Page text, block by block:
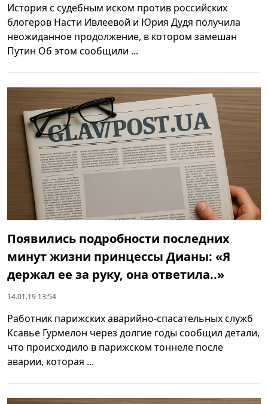
История с судебным иском против российских
блогеров Насти Ивлеевой и Юрия Дудя получила
неожиданное продолжение, в котором замешан
Путин Об этом сообщили ...
Появились подробности последних
минут жизни принцессы Дианы: «Я
держал ее за руку, она ответила..»
14.01.19 13:54
Работник парижских аварийно-спасательных служб
Ксавье Гурмелон через долгие годы сообщил детали,
что происходило в парижском тоннеле после
аварии, которая ...